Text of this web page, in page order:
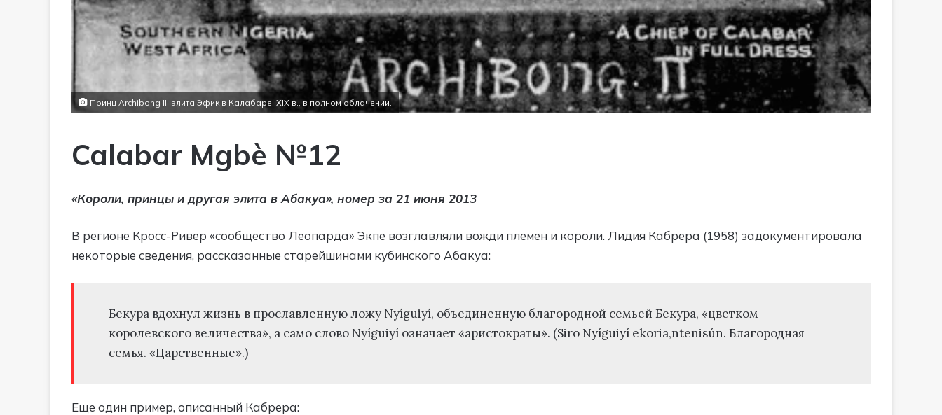
Принц Archibong II, элита Эфик в Калабаре, XIX в., в полном облачении.
Calabar Mgbè №12
«Короли, принцы и другая элита в Абакуа», номер за 21 июня 2013
В регионе Кросс-Ривер «сообщество Леопарда» Экпе возглавляли вожди племен и короли. Лидия Кабрера (1958) задокументировала
некоторые сведения, рассказанные старейшинами кубинского Абакуа:
Бекура вдохнул жизнь в прославленную ложу Nyíguiyí, объединенную благородной семьей Бекура, «цветком
королевского величества», а само слово Nyíguiyí означает «аристократы». (Siro Nyíguiyí ekoria,ntenisún. Благородная
семья. «Царственные».)
Еще один пример, описанный Кабрера: